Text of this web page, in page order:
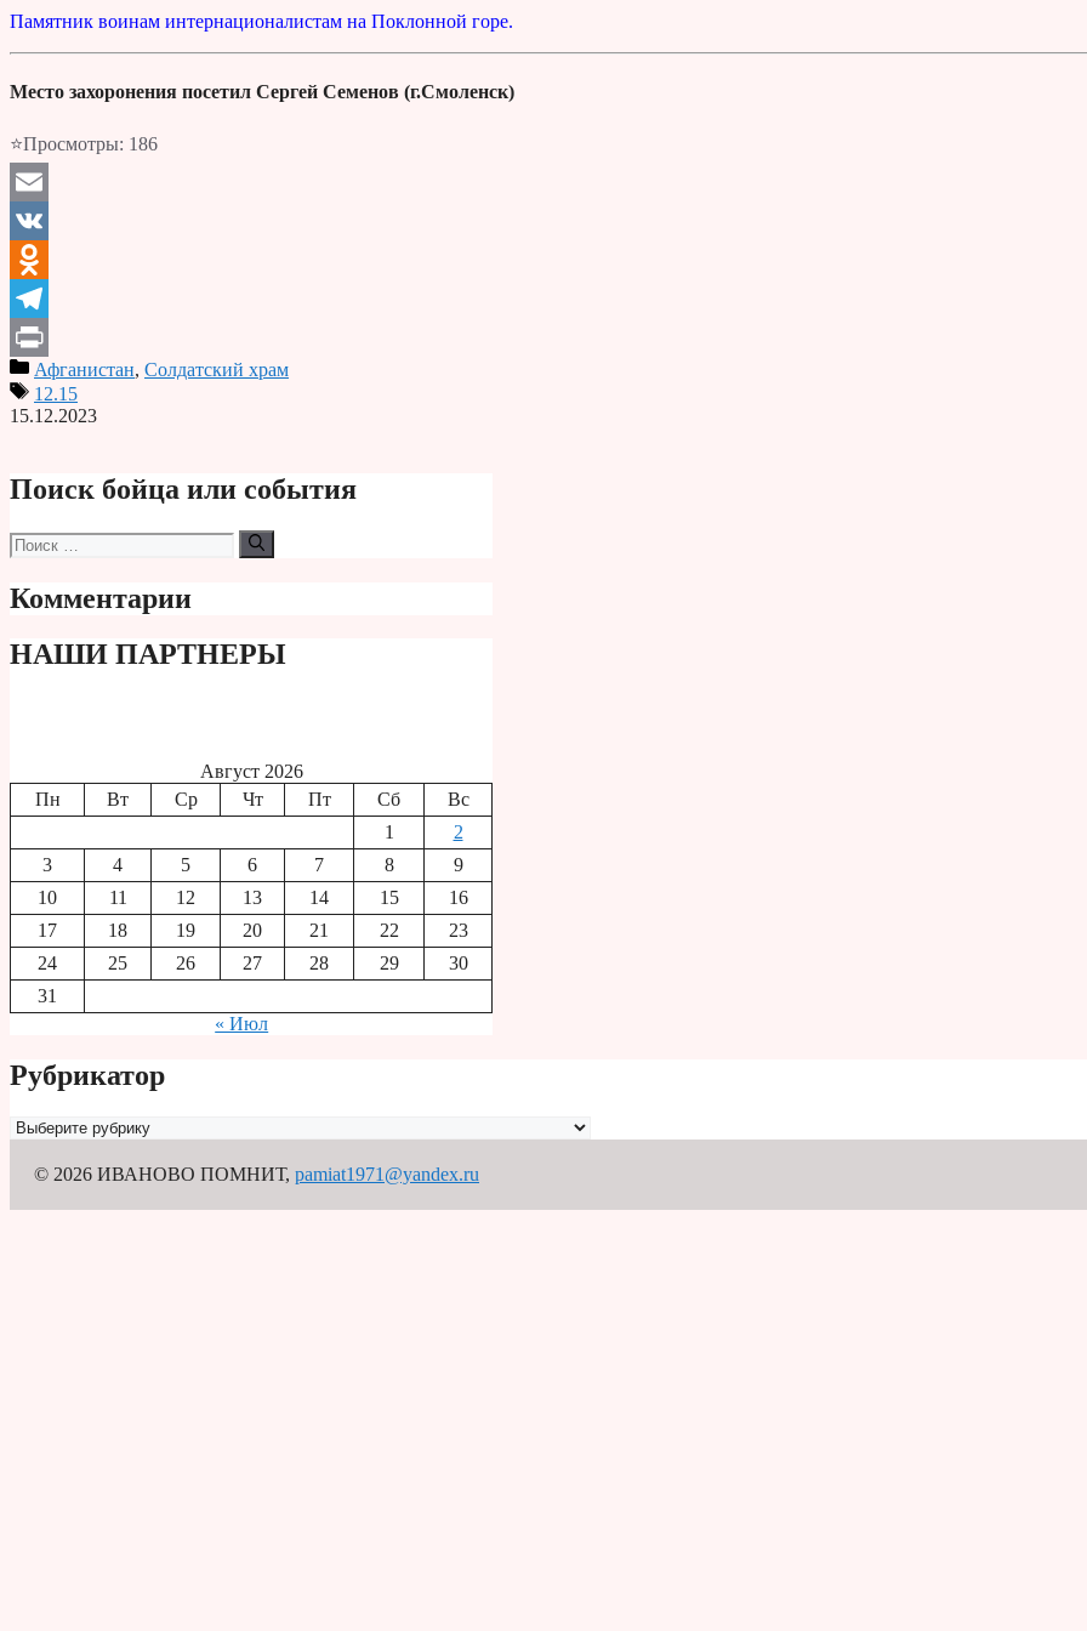
Памятник воинам интернационалистам на Поклонной горе.
Место захоронения посетил Сергей Семенов (г.Смоленск)
⭐Просмотры: 186
Email
VK
Odnoklassniki
Telegram
PrintАфганистан, Солдатский храм
12.15
15.12.2023
Поиск бойца или события
Поиск:
Комментарии
НАШИ ПАРТНЕРЫ
Август 2026
Пн
Вт Ср Чт Пт Сб
Вс
1
2
3
4 5 6 7 8
9
10
11 12 13 14 15
16
17
18 19 20 21 22
23
24
25 26 27 28 29
30
31
« Июл
Рубрикатор
Рубрикатор
© 2026 ИВАНОВО ПОМНИТ, pamiat1971@yandex.ru